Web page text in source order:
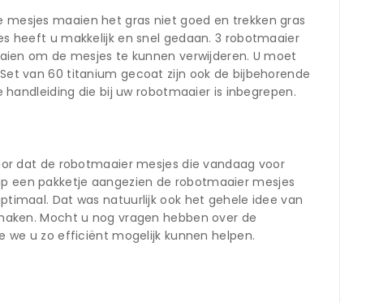
maaien het gras niet goed en trekken gras
heeft u makkelijk en snel gedaan. 3 robotmaaier
om de mesjes te kunnen verwijderen. U moet
van 60 titanium gecoat zijn ook de bijbehorende
die bij uw robotmaaier is inbegrepen.
dat de robotmaaier mesjes die vandaag voor
een pakketje aangezien de robotmaaier mesjes
Dat was natuurlijk ook het gehele idee van
Mocht u nog vragen hebben over de
we u zo efficiënt mogelijk kunnen helpen.